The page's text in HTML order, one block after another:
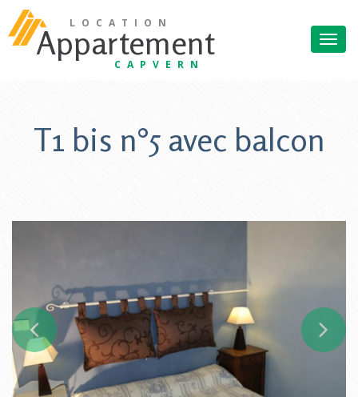
Aller au contenu principal
Accueil
Villa Mary
Aux alentours
Appartement
LOCATION
CAPVERN
T1 bis n°5 avec balcon